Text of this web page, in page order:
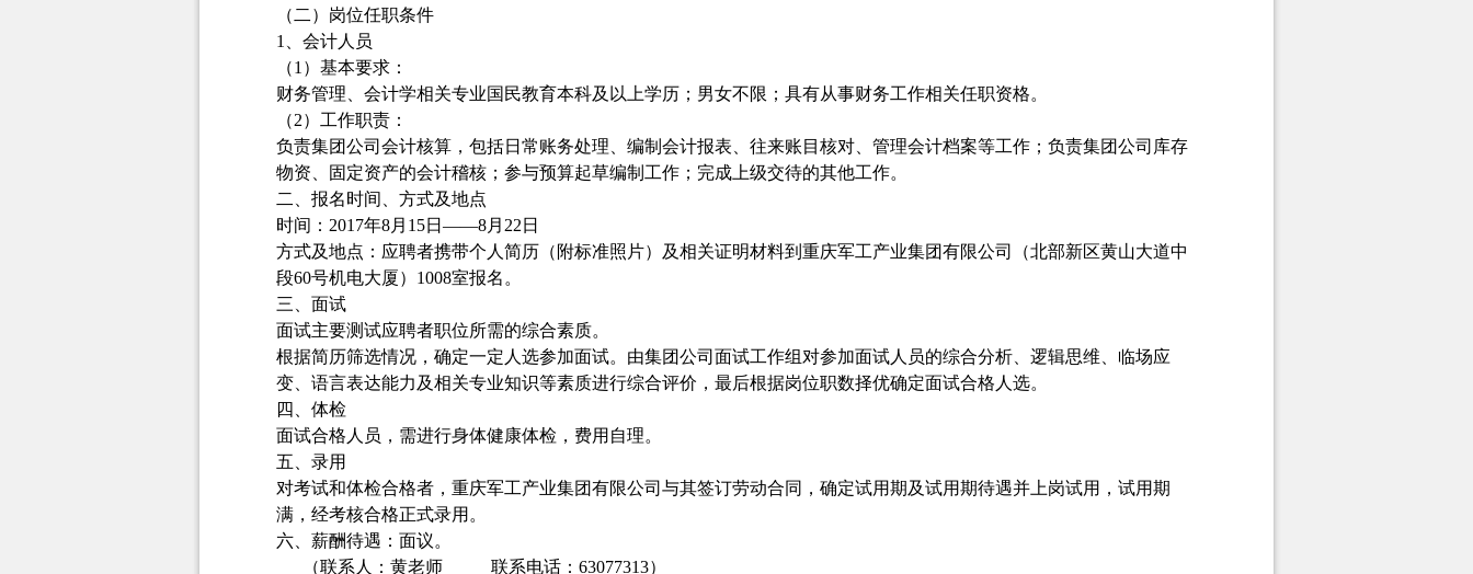
（二）岗位任职条件
1、会计人员
（1）基本要求：
财务管理、会计学相关专业国民教育本科及以上学历；男女不限；具有从事财务工作相关任职资格。
（2）工作职责：
负责集团公司会计核算，包括日常账务处理、编制会计报表、往来账目核对、管理会计档案等工作；负责集团公司库存
物资、固定资产的会计稽核；参与预算起草编制工作；完成上级交待的其他工作。
二、报名时间、方式及地点
时间：2017年8月15日——8月22日
方式及地点：应聘者携带个人简历（附标准照片）及相关证明材料到重庆军工产业集团有限公司（北部新区黄山大道中
段60号机电大厦）1008室报名。
三、面试
面试主要测试应聘者职位所需的综合素质。
根据简历筛选情况，确定一定人选参加面试。由集团公司面试工作组对参加面试人员的综合分析、逻辑思维、临场应
变、语言表达能力及相关专业知识等素质进行综合评价，最后根据岗位职数择优确定面试合格人选。
四、体检
面试合格人员，需进行身体健康体检，费用自理。
五、录用
对考试和体检合格者，重庆军工产业集团有限公司与其签订劳动合同，确定试用期及试用期待遇并上岗试用，试用期
满，经考核合格正式录用。
六、薪酬待遇：面议。
（联系人：黄老师 联系电话：63077313）